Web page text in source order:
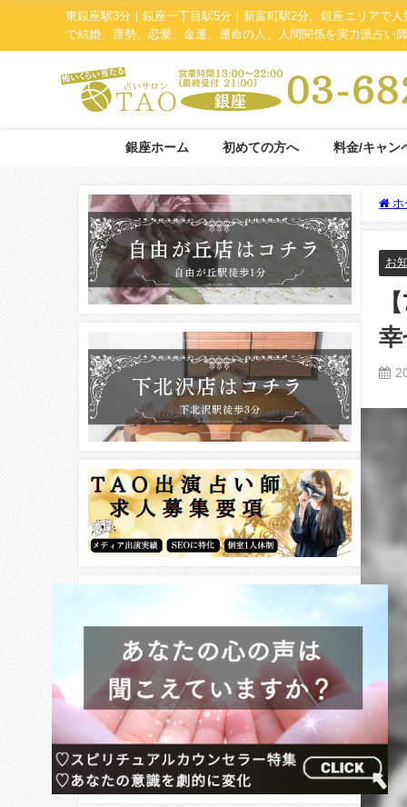
東銀座駅3分｜銀座一丁目駅5分｜新富町駅2分。銀座エリアで
で結婚、運勢、恋愛、金運、運命の人、人間関係を実力派占い師
銀座ホーム 初めての方へ 料金/キャン
ホ
お